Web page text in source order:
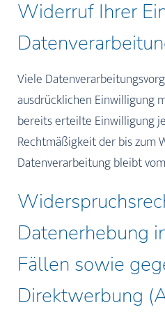
Widerruf Ihrer
Viele
ausdrücklichen Einwilligung
bereits erteilte Einwilligung
Rechtmäßigkeit der bis zum
Datenverarbeitung bleibt
Datenerhebung
Fällen sowie
Direktwerbung